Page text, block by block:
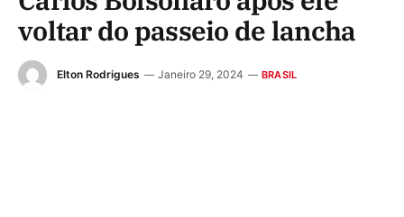
voltar do passeio de lancha
Elton Rodrigues Janeiro 29, 2024 BRASIL